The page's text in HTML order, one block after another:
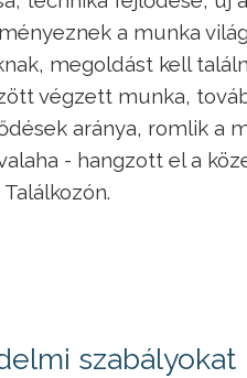
a munka
megoldást kell
végzett munka,
aránya, romlik a
- hangzott el a
szabályokat